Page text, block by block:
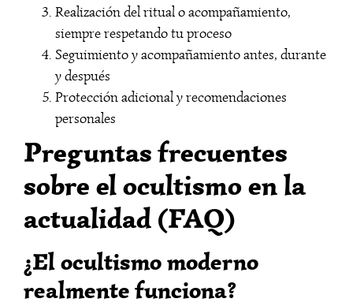
Realización del ritual o acompañamiento,
siempre respetando tu proceso
Seguimiento y acompañamiento antes, durante
y después
Protección adicional y recomendaciones
personales
Preguntas frecuentes
sobre el ocultismo en la
actualidad (FAQ)
¿El ocultismo moderno
realmente funciona?